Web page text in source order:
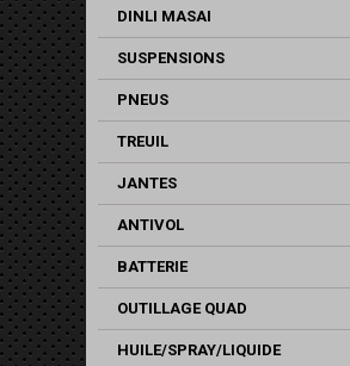
DINLI MASAI
SUSPENSIONS
PNEUS
TREUIL
JANTES
ANTIVOL
BATTERIE
OUTILLAGE QUAD
HUILE/SPRAY/LIQUIDE